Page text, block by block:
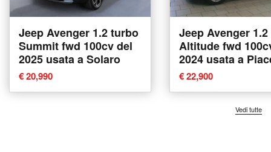
Jeep Avenger 1.2 turbo
Summit fwd 100cv del
2025 usata a Solaro
€ 20,990
Jeep Avenger
Altitude fwd
2024 usata a
€ 22,900
Vedi tutte